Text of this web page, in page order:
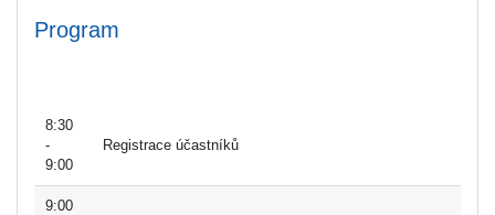
Program
8:30
-
9:00
Registrace účastníků
9:00